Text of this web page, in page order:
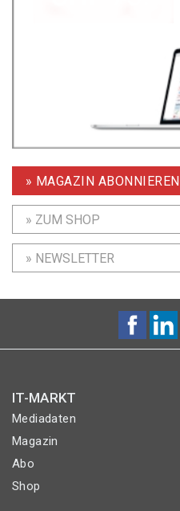
» MAGAZIN ABONNIEREN
» ZUM SHOP
» NEWSLETTER
IT-MARKT
Mediadaten
Magazin
Abo
Shop